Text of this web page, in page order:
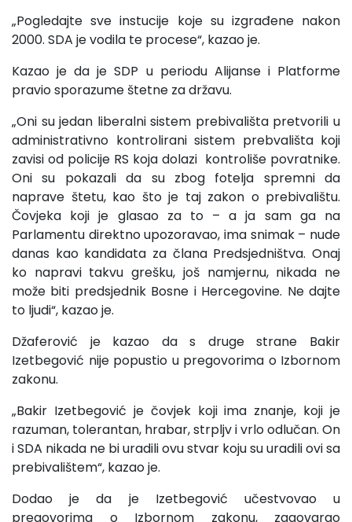
„Pogledajte sve instucije koje su izgrađene nakon
2000. SDA je vodila te procese“, kazao je.
Kazao je da je SDP u periodu Alijanse i Platforme
pravio sporazume štetne za državu.
„Oni su jedan liberalni sistem prebivališta pretvorili u
administrativno kontrolirani sistem prebvališta koji
zavisi od policije RS koja dolazi kontroliše povratnike.
Oni su pokazali da su zbog fotelja spremni da
naprave štetu, kao što je taj zakon o prebivalištu.
Čovjeka koji je glasao za to – a ja sam ga na
Parlamentu direktno upozoravao, ima snimak – nude
danas kao kandidata za člana Predsjedništva. Onaj
ko napravi takvu grešku, još namjernu, nikada ne
može biti predsjednik Bosne i Hercegovine. Ne dajte
to ljudi“, kazao je.
Džaferović je kazao da s druge strane Bakir
Izetbegović nije popustio u pregovorima o Izbornom
zakonu.
„Bakir Izetbegović je čovjek koji ima znanje, koji je
razuman, tolerantan, hrabar, strpljv i vrlo odlučan. On
i SDA nikada ne bi uradili ovu stvar koju su uradili ovi sa
prebivalištem“, kazao je.
Dodao je da je Izetbegović učestvovao u
pregovorima o Izbornom zakonu, zagovarao